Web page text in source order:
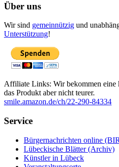
Über uns
Wir sind gemeinnützig und
Unterstützung!
Affiliate Links: Wir bekommen
das Produkt aber nicht teurer.
smile.amazon.de/ch/22-290-84334
Service
Bürgernachrichten online
Lübeckische Blätter (Archiv)
Künstler in Lübeck